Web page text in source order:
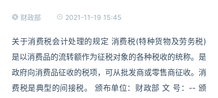
财政部 2021-11-19 15:45
关于消费税会计处理的规定 消费税(特种货物及劳务税)
是以消费品的流转额作为征税对象的各种税收的统称。是
政府向消费品征收的税项，可从批发商或零售商征收。消
费税是典型的间接税。 颁布单位：财政部 文 号：-- 颁